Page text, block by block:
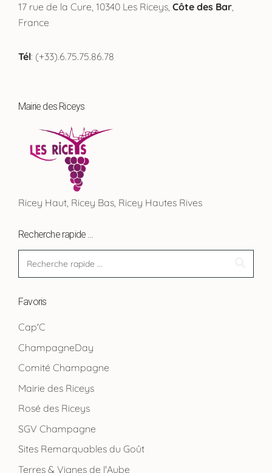
17 rue de la Cure, 10340 Les Riceys, Côte des Bar,
France
Tél: (+33).6.75.75.86.78
Mairie des Riceys
Ricey Haut, Ricey Bas, Ricey Hautes Rives
Recherche rapide …
Favoris
Cap'C
ChampagneDay
Comité Champagne
Mairie des Riceys
Rosé des Riceys
SGV Champagne
Sites Remarquables du Goût
Terres & Vignes de l'Aube